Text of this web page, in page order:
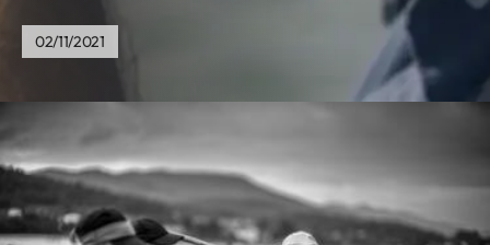
02/11/2021